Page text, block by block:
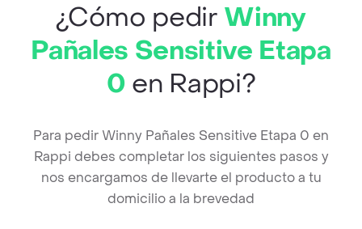
¿Cómo pedir Winny
Pañales Sensitive Etapa
0 en Rappi?
Para pedir Winny Pañales Sensitive Etapa 0 en
Rappi debes completar los siguientes pasos y
nos encargamos de llevarte el producto a tu
domicilio a la brevedad